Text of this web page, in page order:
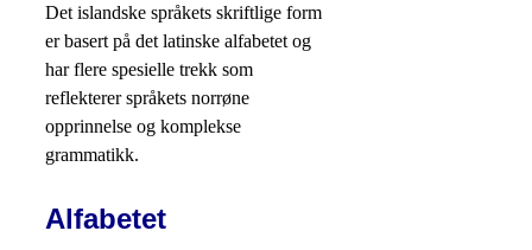
Det islandske språkets skriftlige form
er basert på det latinske alfabetet og
har flere spesielle trekk som
reflekterer språkets norrøne
opprinnelse og komplekse
grammatikk.
Alfabetet